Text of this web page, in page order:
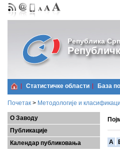
Република
Статистичке области Базa
Почетак > Методологије и
О Заводу
Публикације
Календар публиковања
A